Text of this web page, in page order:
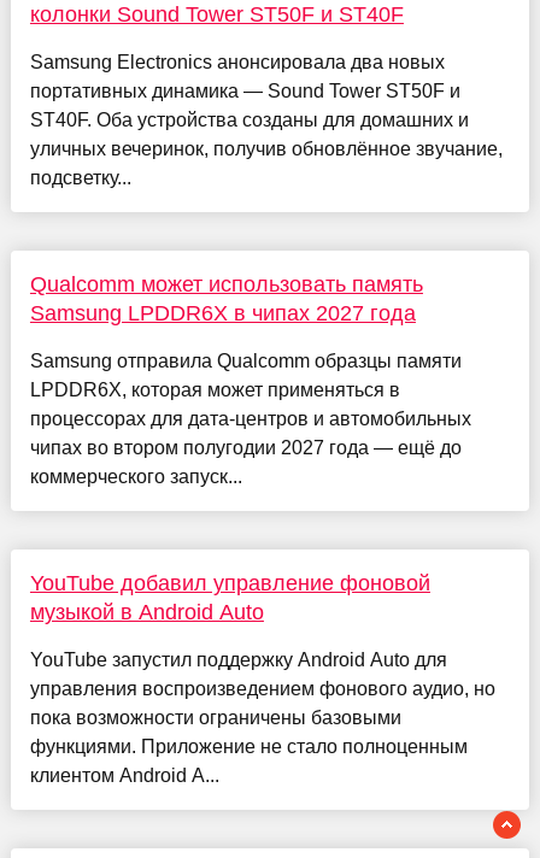
колонки Sound Tower ST50F и ST40F
Samsung Electronics анонсировала два новых
портативных динамика — Sound Tower ST50F и
ST40F. Оба устройства созданы для домашних и
уличных вечеринок, получив обновлённое звучание,
подсветку...
Qualcomm может использовать память
Samsung LPDDR6X в чипах 2027 года
Samsung отправила Qualcomm образцы памяти
LPDDR6X, которая может применяться в
процессорах для дата-центров и автомобильных
чипах во втором полугодии 2027 года — ещё до
коммерческого запуск...
YouTube добавил управление фоновой
музыкой в Android Auto
YouTube запустил поддержку Android Auto для
управления воспроизведением фонового аудио, но
пока возможности ограничены базовыми
функциями. Приложение не стало полноценным
клиентом Android A...